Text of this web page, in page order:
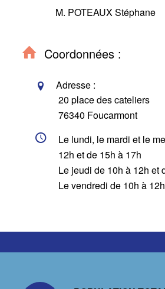
M. POTEAUX Stéphane
Coordonnées :
Adresse :
20 place des cateliers
76340 Foucarmont
Le lundi, le mardi et le
12h et de 15h à 17h
Le jeudi de 10h à 12h et
Le vendredi de 10h à